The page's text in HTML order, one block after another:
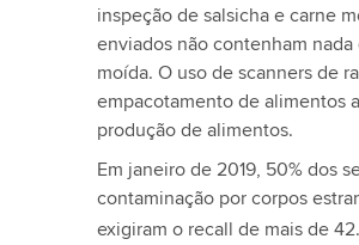
inspeção de salsicha e carne
enviados não contenham
moída. O uso de scanners de
empacotamento de alimentos
produção de alimentos.
Em janeiro de 2019, 50% dos
contaminação por corpos
exigiram o recall de mais de